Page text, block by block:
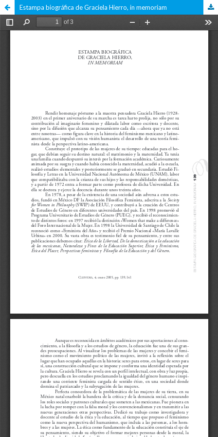
Estampa biográfica de Graciela Hierro, in memoriam